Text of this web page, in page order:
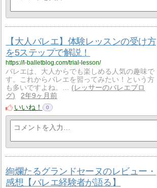
【大人バレエ】体験レッスンの受け方
を5ステップで解説！
https://l-balletblog.com/trial-lesson/
バレエは、大人からでも楽しめる人気の趣味で
す。これからバレエを習ってみたい！という方
も多いですよね。…
レッサーのバレエブロ
グ
2年9ヶ月前
いいね！
0
絢爛たるグランドセーヌのレビュー・
感想【バレエ経験者が語る】